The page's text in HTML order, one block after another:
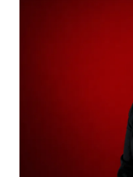
trị và hỗ trợ